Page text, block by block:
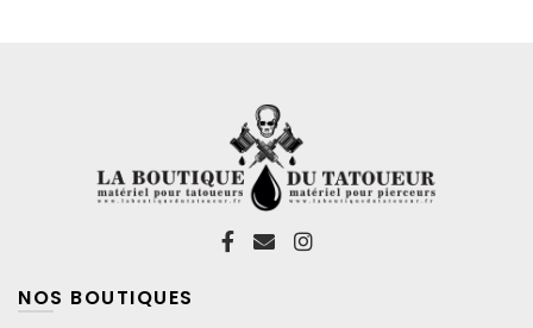
NOS BOUTIQUES